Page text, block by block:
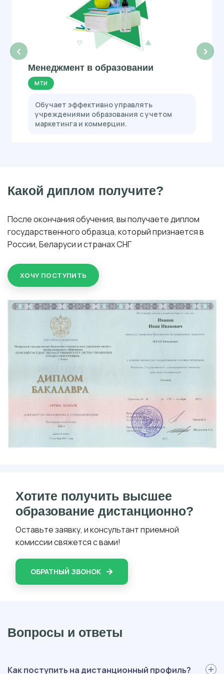
‹
Менеджмент в образовании
МТИ
Обучает эффективно управлять
учреждениями образования с учетом
маркетинга и коммерции.
›
Какой диплом получите?
После окончания обучения, вы получаете диплом
государственного образца, который признается в
России, Беларуси и странах СНГ
ХОЧУ ПОСТУПИТЬ
Хотите получить высшее
образование дистанционно?
Оставьте заявку, и консультант приемной
комиссии свяжется с вами!
ОБРАТНЫЙ ЗВОНОК
Вопросы и ответы
Как поступить на дистанционный профиль?